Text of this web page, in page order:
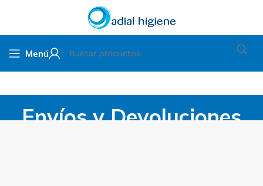
Menú
Envíos y Devoluciones